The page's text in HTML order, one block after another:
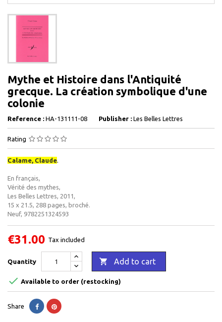
Mythe et Histoire dans l'Antiquité
grecque. La création symbolique d'une
colonie
Reference : HA-131111-08 Publisher : Les Belles Lettres
Rating
Calame, Claude.
En français,
Vérité des mythes,
Les Belles Lettres, 2011,
15 x 21.5, 288 pages, broché.
Neuf, 9782251324593
€31.00 Tax included
Quantity  Add to cart
 Available to order (restocking)
Share